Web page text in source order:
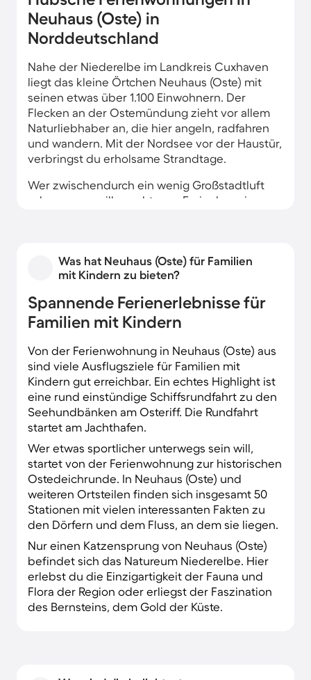
Neuhaus (Oste) in
Norddeutschland
Nahe der Niederelbe im Landkreis Cuxhaven
liegt das kleine Örtchen Neuhaus (Oste) mit
seinen etwas über 1.100 Einwohnern. Der
Flecken an der Ostemündung zieht vor allem
Naturliebhaber an, die hier angeln, radfahren
und wandern. Mit der Nordsee vor der Haustür,
verbringst du erholsame Strandtage.
Wer zwischendurch ein wenig Großstadtluft
schnuppern will, macht vom Ferienhaus in
du in Neuhaus (Oste) natürlich auch eine
Ferienwohnung mieten. Appartements mit Grill,
ebenso zur Verfügung wie anglerfreundliche
Wohnungen in Wassernähe.
Was hat Neuhaus (Oste) für Familien
mit Kindern zu bieten?
Spannende Ferienerlebnisse für
Familien mit Kindern
Von der Ferienwohnung in Neuhaus (Oste) aus
sind viele Ausflugsziele für Familien mit
Kindern gut erreichbar. Ein echtes Highlight ist
eine rund einstündige Schiffsrundfahrt zu den
Seehundbänken am Osteriff. Die Rundfahrt
startet am Jachthafen.
Wer etwas sportlicher unterwegs sein will,
startet von der Ferienwohnung zur historischen
Ostedeichrunde. In Neuhaus (Oste) und
weiteren Ortsteilen finden sich insgesamt 50
Stationen mit vielen interessanten Fakten zu
den Dörfern und dem Fluss, an dem sie liegen.
Nur einen Katzensprung von Neuhaus (Oste)
befindet sich das Natureum Niederelbe. Hier
erlebst du die Einzigartigkeit der Fauna und
Flora der Region oder erliegst der Faszination
des Bernsteins, dem Gold der Küste.